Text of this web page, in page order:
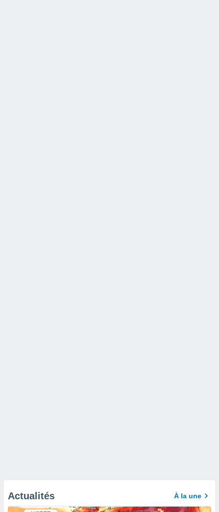
Actualités À la une